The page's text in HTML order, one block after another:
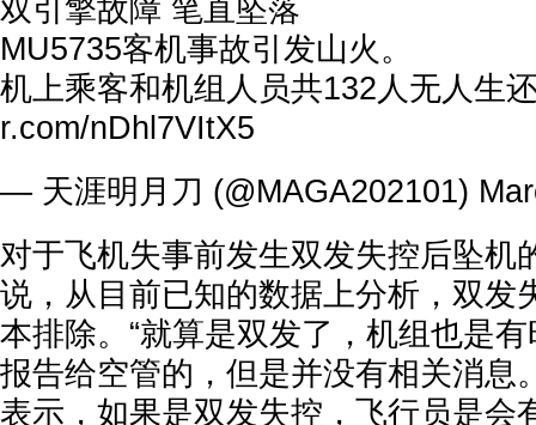
双引擎故障 笔直坠落
MU5735客机事故引发山火。
机上乘客和机组人员共132人无人生
r.com/nDhl7VItX5
— 天涯明月刀 (@MAGA202101)
对于飞机失事前发生双发失控后坠机
说，从目前已知的数据上分析，双发
本排除。“就算是双发了，机组也是
报告给空管的，但是并没有相关消息
表示，如果是双发失控，飞行员是会